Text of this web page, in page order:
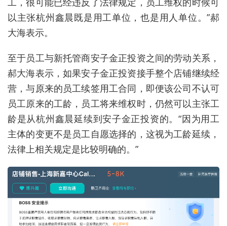
以主张杭州鑫晨既是用工单位，也是用人单位。”郝
大海表示。
至于员工与新托管商安子金正投资之间的劳动关系，
郝大海表示，如果安子金正投资接手整个店铺继续经
营，与原来的员工续签用工合同，即便该公司不认可
员工原来的工龄，员工将来维权时，仍然可以主张工
龄是从杭州鑫晨延续到安子金正投资的。“因为用工
主体的变更不是员工自愿选择的，这视为工龄延续，
法律上相关规定是比较明确的。”